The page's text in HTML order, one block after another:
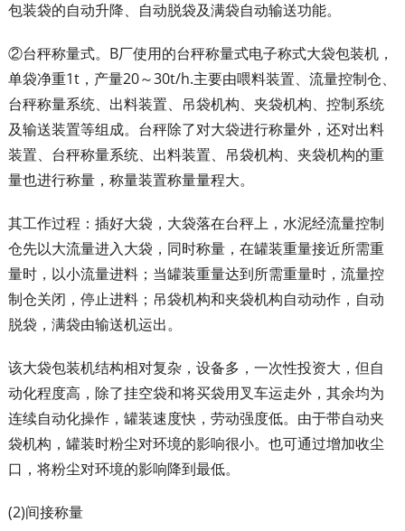
包装袋的自动升降、自动脱袋及满袋自动输送功能。
②台秤称量式。B厂使用的台秤称量式电子称式大袋包装机，
单袋净重1t，产量20～30t/h.主要由喂料装置、流量控制仓、
台秤称量系统、出料装置、吊袋机构、夹袋机构、控制系统
及输送装置等组成。台秤除了对大袋进行称量外，还对出料
装置、台秤称量系统、出料装置、吊袋机构、夹袋机构的重
量也进行称量，称量装置称量量程大。
其工作过程：插好大袋，大袋落在台秤上，水泥经流量控制
仓先以大流量进入大袋，同时称量，在罐装重量接近所需重
量时，以小流量进料；当罐装重量达到所需重量时，流量控
制仓关闭，停止进料；吊袋机构和夹袋机构自动动作，自动
脱袋，满袋由输送机运出。
该大袋包装机结构相对复杂，设备多，一次性投资大，但自
动化程度高，除了挂空袋和将买袋用叉车运走外，其余均为
连续自动化操作，罐装速度快，劳动强度低。由于带自动夹
袋机构，罐装时粉尘对环境的影响很小。也可通过增加收尘
口，将粉尘对环境的影响降到最低。
(2)间接称量